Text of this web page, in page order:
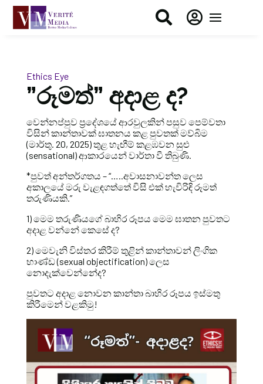
 
Ethics Eye
”රූමත්” අදාළ ද?
වෙන්නප්පුව ප්‍රදේශයේ ආරවුලකින් පසුව පෙම්වතා
විසින් කාන්තාවක් ඝාතනය කළ පුවතක් මව්බිම
(මාර්තු. 20, 2025) තුළ හැඟීම් කළඹවන සුළු
(sensational) ආකාරයෙන් වාර්තා වී තිබුණි.
*පුවත් අන්තර්ගතය – “…..අවාසනාවන්ත ලෙස
අකාලයේ මරු වැළඳගත්තේ විසි එක් හැවිරිඳි රූමත්
තරුණියකි.”
1) මෙම තරුණියගේ බාහිර රූපය මෙම ඝාතන පුවතට
අදාළ වන්නේ කෙසේ ද?
2) මෙවැනි විස්තර කිරීම් තුළින් කාන්තාවන් ලිංගික
භාණ්ඩ (sexual objectification) ලෙස
නොදැක්වෙන්නේද?
පුවතට අදාළ නොවන කාන්තා බාහිර රූපය ඉස්මතු
කිරීමෙන් වළකිමු!